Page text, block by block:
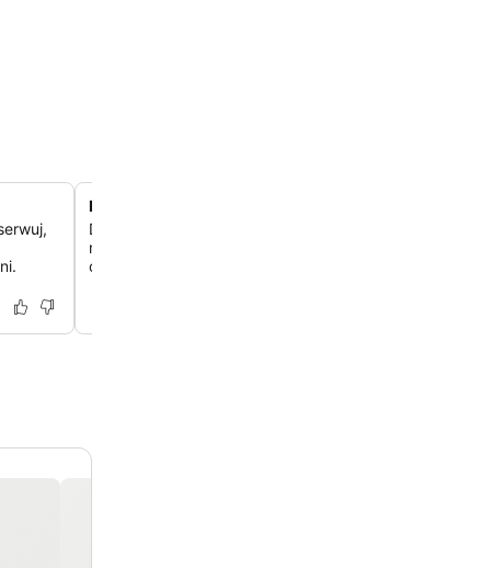
Panoramiczne widoki na jezioro Garda
Delektuj się zapierającymi dech w piersiach zachodami
rozległymi widokami na jezioro Garda z podwyższonej
obiektu na spokojnych wzgórzach Costermano.